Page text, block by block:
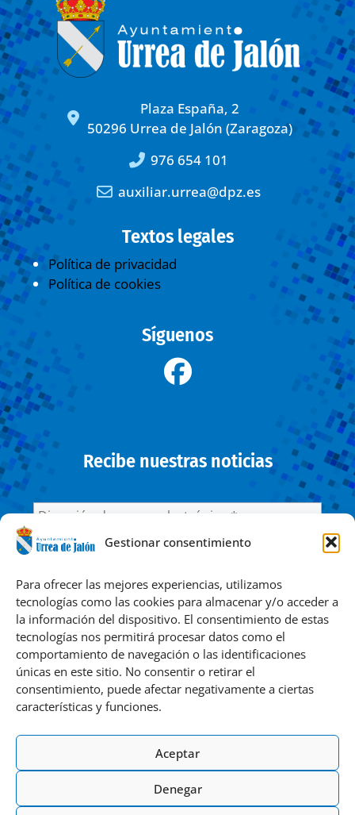
Gestionar consentimiento
Para ofrecer las mejores experiencias, utilizamos
tecnologías como las cookies para almacenar y/o acceder a
la información del dispositivo. El consentimiento de estas
tecnologías nos permitirá procesar datos como el
comportamiento de navegación o las identificaciones
únicas en este sitio. No consentir o retirar el
consentimiento, puede afectar negativamente a ciertas
características y funciones.
Aceptar
Denegar
Plaza España, 2
50296 Urrea de Jalón (Zaragoza)
976 654 101
auxiliar.urrea@dpz.es
Textos legales
Política de privacidad
Política de cookies
Síguenos
Recibe nuestras noticias
He leído y acepto la
Responsable » Ayuntamiento de Urrea de Jalón. / Finalidad »
enviarte nuestras publicaciones y noticias. / Legitimación »
tu consentimiento. / Destinatarios » solo se realizan
cesiones si existe una obligación legal. / Derechos » podrás
ejercer tus derechos de acceso, rectificación, limitación y
Privacidad.